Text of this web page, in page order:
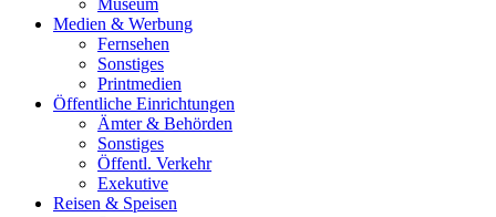
Museum
Medien & Werbung
Fernsehen
Sonstiges
Printmedien
Öffentliche Einrichtungen
Ämter & Behörden
Sonstiges
Öffentl. Verkehr
Exekutive
Reisen & Speisen